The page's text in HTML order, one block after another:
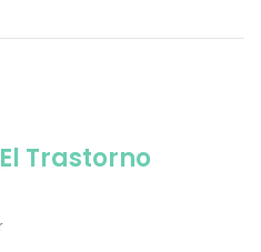
Trastorno